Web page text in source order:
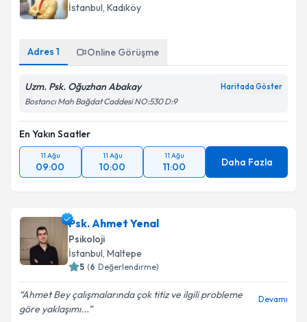
İstanbul, Kadıköy
Adres 1 Online Görüşme
Uzm. Psk. Oğuzhan Abakay Haritada Göster
Bostancı Mah Bağdat Caddesi NO:530 D:9
En Yakın Saatler
11 Ağu
09:00
11 Ağu
10:00
11 Ağu
11:00 Daha Fazla
Psk. Ahmet Yenal
Psikoloji
İstanbul, Maltepe
5 (6 Değerlendirme)
Ahmet Bey çalışmalarında çok titiz ve ilgili probleme
göre yaklaşımı...
Devamı